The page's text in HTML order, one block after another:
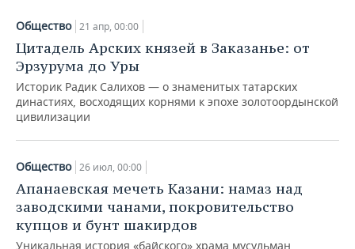
Общество 21 апр, 00:00
Цитадель Арских князей в Заказанье: от
Эрзурума до Уры
Историк Радик Салихов — о знаменитых татарских
династиях, восходящих корнями к эпохе золотоордынской
цивилизации
Общество 26 июл, 00:00
Апанаевская мечеть Казани: намаз над
заводскими чанами, покровительство
купцов и бунт шакирдов
Уникальная история «байского» храма мусульман